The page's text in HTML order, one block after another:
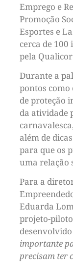
Emprego e
Promoção
Esportes e
cerca de
pela
Durante a
pontos como
de proteção
da atividade
além de
para que os
uma relação
Para a
Eduarda
projeto-
importante
precisam ter